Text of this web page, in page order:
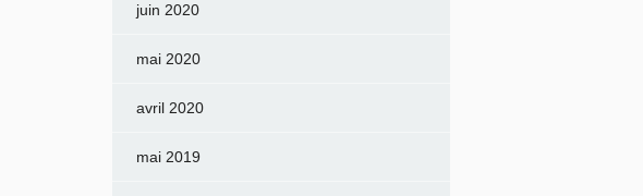
juin 2020
mai 2020
avril 2020
mai 2019